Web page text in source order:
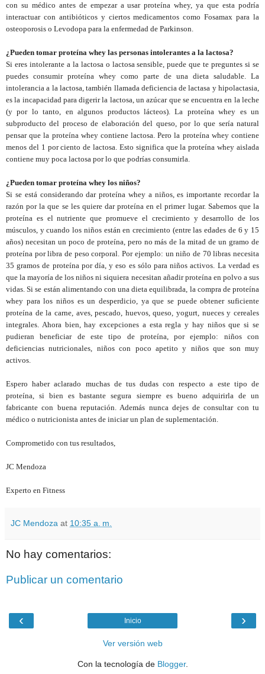
con su médico antes de empezar a usar proteína whey, ya que esta podría
interactuar con antibióticos y ciertos medicamentos como Fosamax para la
osteoporosis o Levodopa para la enfermedad de Parkinson.
¿Pueden tomar proteína whey las personas intolerantes a la lactosa?
Si eres intolerante a la lactosa o lactosa sensible, puede que te preguntes si se
puedes consumir proteína whey como parte de una dieta saludable. La
intolerancia a la lactosa, también llamada deficiencia de lactasa y hipolactasia,
es la incapacidad para digerir la lactosa, un azúcar que se encuentra en la leche
(y por lo tanto, en algunos productos lácteos). La proteína whey es un
subproducto del proceso de elaboración del queso, por lo que sería natural
pensar que la proteína whey contiene lactosa. Pero la proteína whey contiene
menos del 1 por ciento de lactosa. Esto significa que la proteína whey aislada
contiene muy poca lactosa por lo que podrías consumirla.
¿Pueden tomar proteína whey los niños?
Si se está considerando dar proteína whey a niños, es importante recordar la
razón por la que se les quiere dar proteína en el primer lugar. Sabemos que la
proteína es el nutriente que promueve el crecimiento y desarrollo de los
músculos, y cuando los niños están en crecimiento (entre las edades de 6 y 15
años) necesitan un poco de proteína, pero no más de la mitad de un gramo de
proteína por libra de peso corporal. Por ejemplo: un niño de 70 libras necesita
35 gramos de proteína por día, y eso es sólo para niños activos. La verdad es
que la mayoría de los niños ni siquiera necesitan añadir proteína en polvo a sus
vidas. Si se están alimentando con una dieta equilibrada, la compra de proteína
whey para los niños es un desperdicio, ya que se puede obtener suficiente
proteína de la carne, aves, pescado, huevos, queso, yogurt, nueces y cereales
integrales. Ahora bien, hay excepciones a esta regla y hay niños que si se
pudieran beneficiar de este tipo de proteína, por ejemplo: niños con
deficiencias nutricionales, niños con poco apetito y niños que son muy
activos.
Espero haber aclarado muchas de tus dudas con respecto a este tipo de
proteína, si bien es bastante segura siempre es bueno adquirirla de un
fabricante con buena reputación. Además nunca dejes de consultar con tu
médico o nutricionista antes de iniciar un plan de suplementación.
Comprometido con tus resultados,
JC Mendoza
Experto en Fitness
JC Mendoza at 10:35 a. m.
No hay comentarios:
Publicar un comentario
‹ ›
Inicio
Ver versión web
Con la tecnología de Blogger.